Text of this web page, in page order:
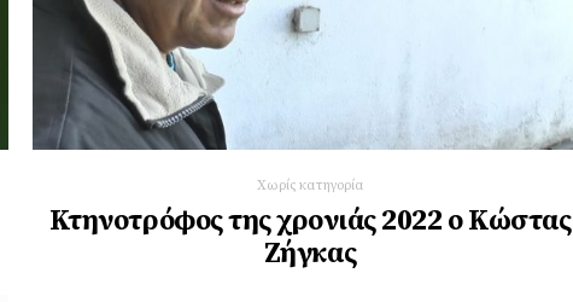
Χωρίς κατηγορία
Κτηνοτρόφος της χρονιάς 2022 ο Κώστας
Ζήγκας